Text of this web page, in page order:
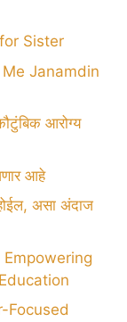
Sister
Me Janamdin
आरोग्य
आहे
असा अंदाज
Focused